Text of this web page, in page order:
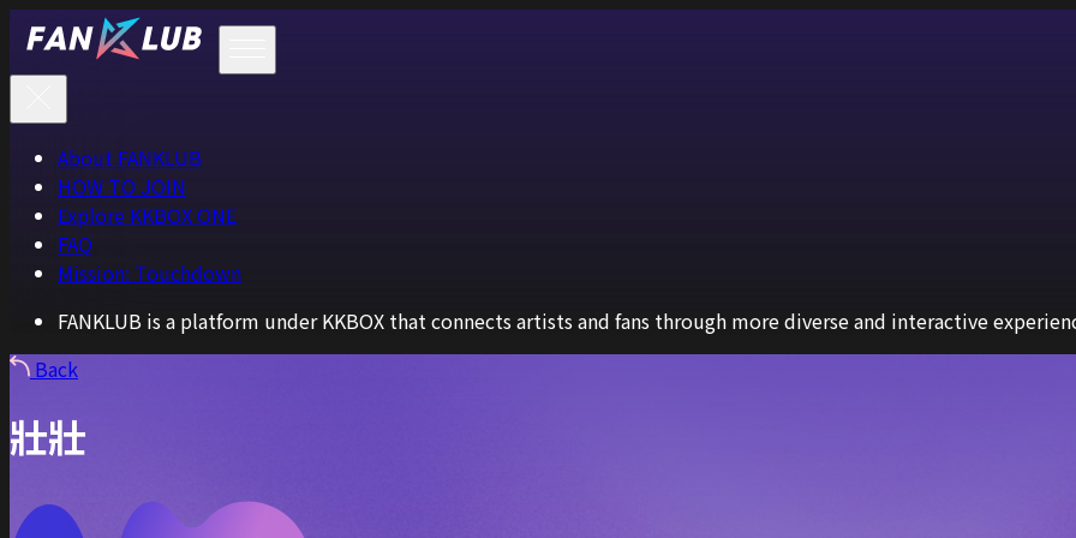
About FANKLUB
HOW TO JOIN
Explore KKBOX ONE
FAQ
Mission: Touchdown
FANKLUB is a platform under KKBOX that connects artists and fans through more diverse and interactive
Back
壯壯